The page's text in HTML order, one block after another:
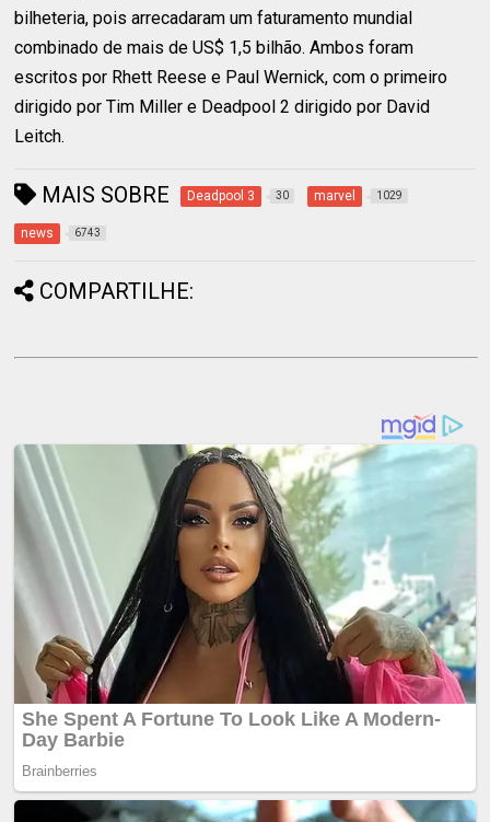
bilheteria, pois arrecadaram um faturamento mundial
combinado de mais de US$ 1,5 bilhão. Ambos foram
escritos por Rhett Reese e Paul Wernick, com o primeiro
dirigido por Tim Miller e Deadpool 2 dirigido por David
Leitch.
MAIS SOBRE Deadpool 3 30 marvel 1029
news 6743
COMPARTILHE: